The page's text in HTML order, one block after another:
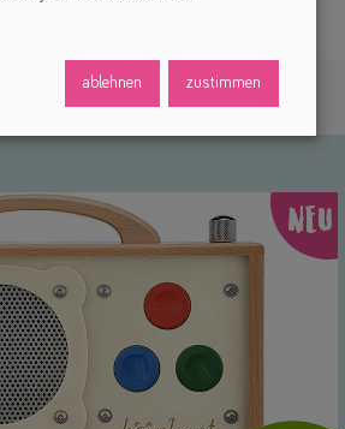
& Highlights
NEU
ablehnen zustimmen